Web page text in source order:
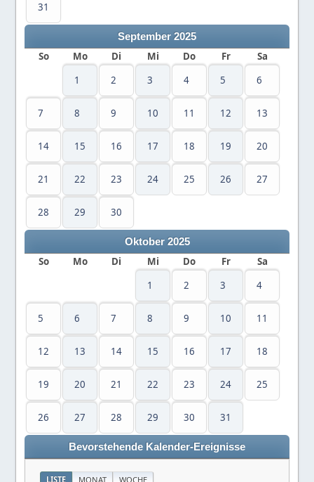
31
September 2025
So Mo Di Mi Do Fr
Sa
1
2 3 4 5 6
7 8 9 10 11 12 13
14 15 16 17 18 19 20
21 22 23 24 25 26 27
28 29 30
Oktober 2025
So Mo Di Mi Do Fr
Sa
1
2 3 4
5 6 7 8 9 10 11
12 13 14 15 16 17 18
19 20 21 22 23 24 25
26 27 28 29 30 31
Bevorstehende Kalender-Ereignisse
LISTE MONAT WOCHE